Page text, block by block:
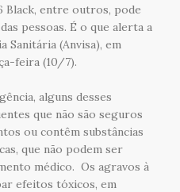
Black, entre outros, pode
pessoas. É o que alerta a
Sanitária (Anvisa), em
feira (10/7).
alguns desses
que não são seguros
ou contêm substâncias
que não podem ser
médico. Os agravos à
efeitos tóxicos, em